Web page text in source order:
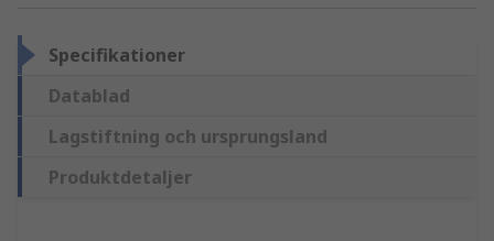
Specifikationer
Datablad
Lagstiftning och ursprungsland
Produktdetaljer